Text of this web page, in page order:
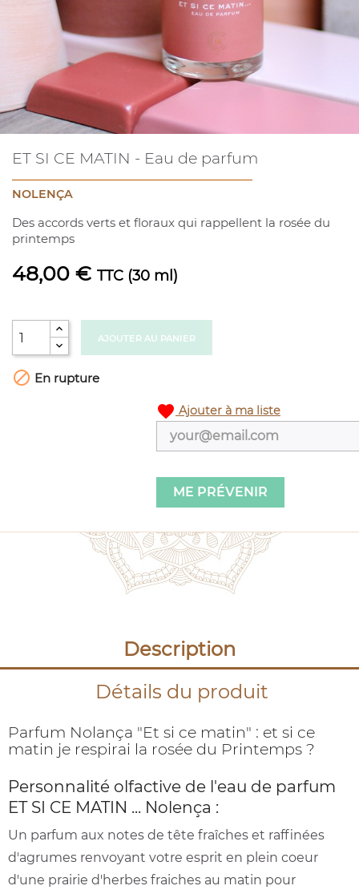
ET SI CE MATIN - Eau de parfum
NOLENÇA
Des accords verts et floraux qui rappellent la rosée du
printemps
48,00 € TTC (30 ml)
AJOUTER AU PANIER
 En rupture
favorite Ajouter à ma liste
ME PRÉVENIR
Description
Détails du produit
Parfum Nolança "Et si ce matin" : et si ce
matin je respirai la rosée du Printemps ?
Personnalité olfactive de l'eau de parfum
ET SI CE MATIN ... Nolença :
Un parfum aux notes de tête fraîches et raffinées
d'agrumes renvoyant votre esprit en plein coeur
d'une prairie d'herbes fraiches au matin pour